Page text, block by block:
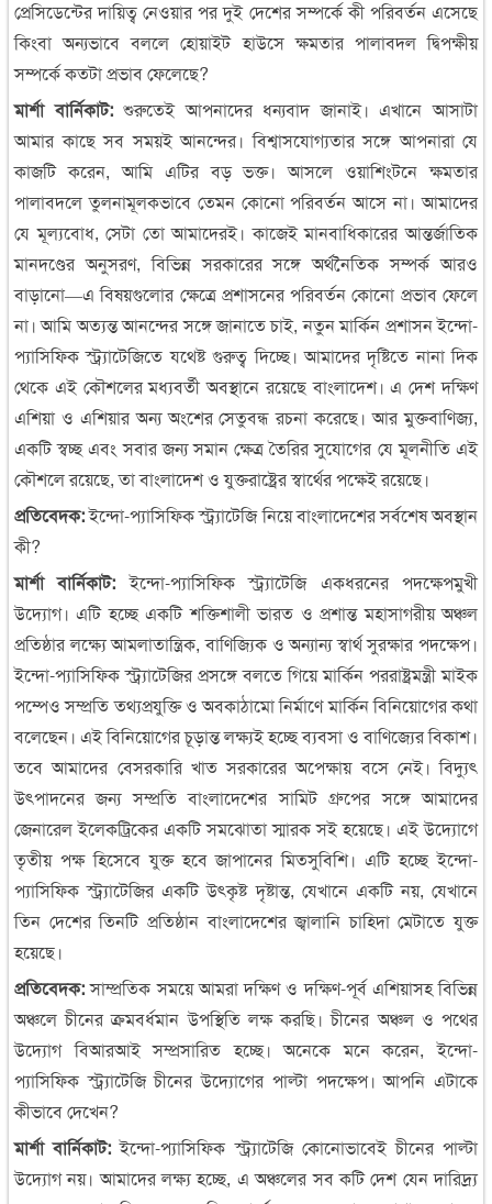
প্রেসিডেন্টের দায়িত্ব নেওয়ার পর দুই দেশের সম্পর্কে কী পরিবর্তন এসেছে
কিংবা অন্যভাবে বললে হোয়াইট হাউসে ক্ষমতার পালাবদল দ্বিপক্ষীয়
সম্পর্কে কতটা প্রভাব ফেলেছে?
মার্শা বার্নিকাট:শুরুতেই আপনাদের ধন্যবাদ জানাই। এখানে আসাটা
আমার কাছে সব সময়ই আনন্দের। বিশ্বাসযোগ্যতার সঙ্গে আপনারা যে
কাজটি করেন, আমি এটির বড় ভক্ত। আসলে ওয়াশিংটনে ক্ষমতার
পালাবদলে তুলনামূলকভাবে তেমন কোনো পরিবর্তন আসে না। আমাদের
যে মূল্যবোধ, সেটা তো আমাদেরই। কাজেই মানবাধিকারের আন্তর্জাতিক
মানদণ্ডের অনুসরণ, বিভিন্ন সরকারের সঙ্গে অর্থনৈতিক সম্পর্ক আরও
বাড়ানো—এ বিষয়গুলোর ক্ষেত্রে প্রশাসনের পরিবর্তন কোনো প্রভাব ফেলে
না। আমি অত্যন্ত আনন্দের সঙ্গে জানাতে চাই, নতুন মার্কিন প্রশাসন ইন্দো-
প্যাসিফিক স্ট্র্যাটেজিতে যথেষ্ট গুরুত্ব দিচ্ছে। আমাদের দৃষ্টিতে নানা দিক
থেকে এই কৌশলের মধ্যবর্তী অবস্থানে রয়েছে বাংলাদেশ। এ দেশ দক্ষিণ
এশিয়া ও এশিয়ার অন্য অংশের সেতুবন্ধ রচনা করেছে। আর মুক্তবাণিজ্য,
একটি স্বচ্ছ এবং সবার জন্য সমান ক্ষেত্র তৈরির সুযোগের যে মূলনীতি এই
কৌশলে রয়েছে, তা বাংলাদেশ ও যুক্তরাষ্ট্রের স্বার্থের পক্ষেই রয়েছে।
প্রতিবেদক:ইন্দো-প্যাসিফিক স্ট্র্যাটেজি নিয়ে বাংলাদেশের সর্বশেষ অবস্থান
কী?
মার্শা বার্নিকাট: ইন্দো-প্যাসিফিক স্ট্র্যাটেজি একধরনের পদক্ষেপমুখী
উদ্যোগ। এটি হচ্ছে একটি শক্তিশালী ভারত ও প্রশান্ত মহাসাগরীয় অঞ্চল
প্রতিষ্ঠার লক্ষ্যে আমলাতান্ত্রিক, বাণিজ্যিক ও অন্যান্য স্বার্থ সুরক্ষার পদক্ষেপ।
ইন্দো-প্যাসিফিক স্ট্র্যাটেজির প্রসঙ্গে বলতে গিয়ে মার্কিন পররাষ্ট্রমন্ত্রী মাইক
পম্পেও সম্প্রতি তথ্যপ্রযুক্তি ও অবকাঠামো নির্মাণে মার্কিন বিনিয়োগের কথা
বলেছেন। এই বিনিয়োগের চূড়ান্ত লক্ষ্যই হচ্ছে ব্যবসা ও বাণিজ্যের বিকাশ।
তবে আমাদের বেসরকারি খাত সরকারের অপেক্ষায় বসে নেই। বিদ্যুৎ
উৎপাদনের জন্য সম্প্রতি বাংলাদেশের সামিট গ্রুপের সঙ্গে আমাদের
জেনারেল ইলেকট্রিকের একটি সমঝোতা স্মারক সই হয়েছে। এই উদ্যোগে
তৃতীয় পক্ষ হিসেবে যুক্ত হবে জাপানের মিতসুবিশি। এটি হচ্ছে ইন্দো-
প্যাসিফিক স্ট্র্যাটেজির একটি উৎকৃষ্ট দৃষ্টান্ত, যেখানে একটি নয়, যেখানে
তিন দেশের তিনটি প্রতিষ্ঠান বাংলাদেশের জ্বালানি চাহিদা মেটাতে যুক্ত
হয়েছে।
প্রতিবেদক:সাম্প্রতিক সময়ে আমরা দক্ষিণ ও দক্ষিণ-পূর্ব এশিয়াসহ বিভিন্ন
অঞ্চলে চীনের ক্রমবর্ধমান উপস্থিতি লক্ষ করছি। চীনের অঞ্চল ও পথের
উদ্যোগ বিআরআই সম্প্রসারিত হচ্ছে। অনেকে মনে করেন, ইন্দো-
প্যাসিফিক স্ট্র্যাটেজি চীনের উদ্যোগের পাল্টা পদক্ষেপ। আপনি এটাকে
কীভাবে দেখেন?
মার্শা বার্নিকাট: ইন্দো-প্যাসিফিক স্ট্র্যাটেজি কোনোভাবেই চীনের পাল্টা
উদ্যোগ নয়। আমাদের লক্ষ্য হচ্ছে, এ অঞ্চলের সব কটি দেশ যেন দারিদ্র্য